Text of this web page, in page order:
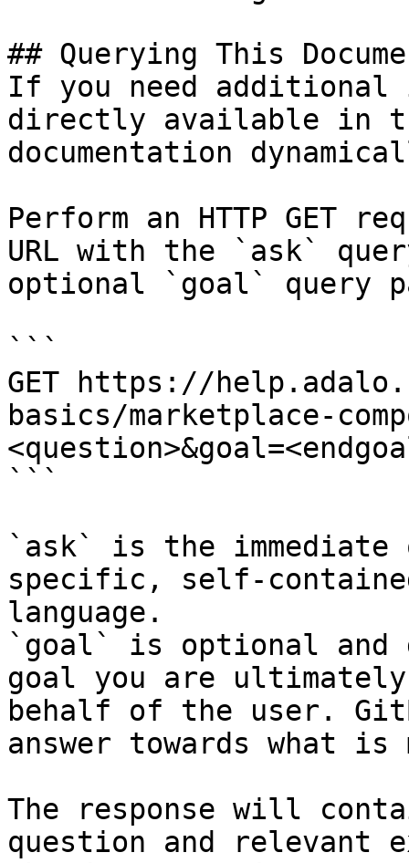
## Querying This
If you need
directly available in
documentation
Perform an HTTP GET
URL with the `ask`
optional `goal` query
```
GET https://
basics/marketplace-
```
`ask` is the
specific, self-
language.
`goal` is optional and
goal you are
behalf of the user.
answer towards what
The response will
question and relevant